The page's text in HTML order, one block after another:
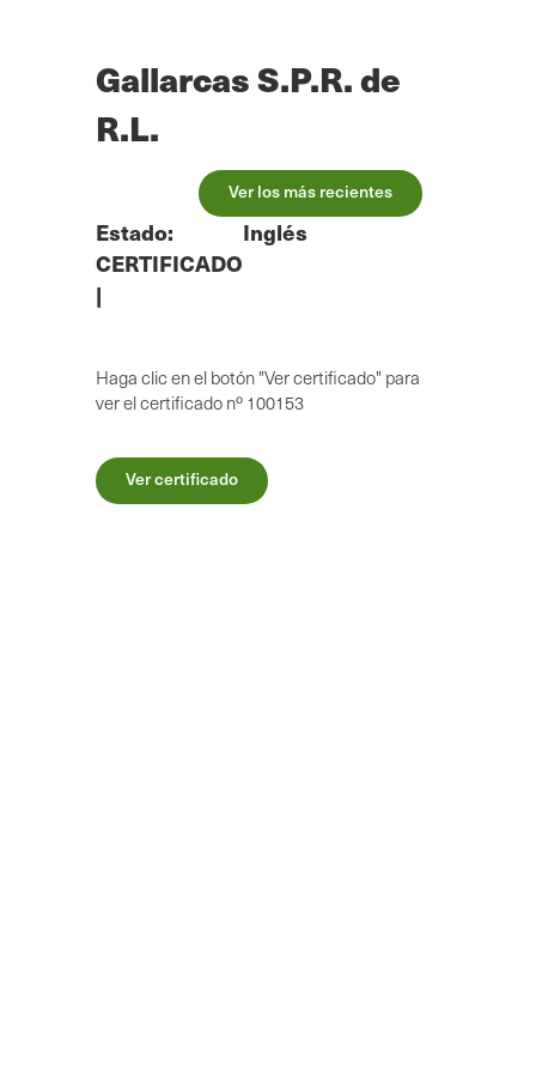
Gallarcas S.P.R. de
R.L.
Ver los más recientes
Estado:
CERTIFICADO
|
Inglés
Haga clic en el botón "Ver certificado" para
ver el certificado nº 100153
Ver certificado